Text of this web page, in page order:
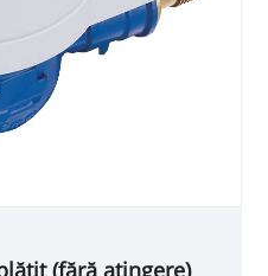
(fără atingere)